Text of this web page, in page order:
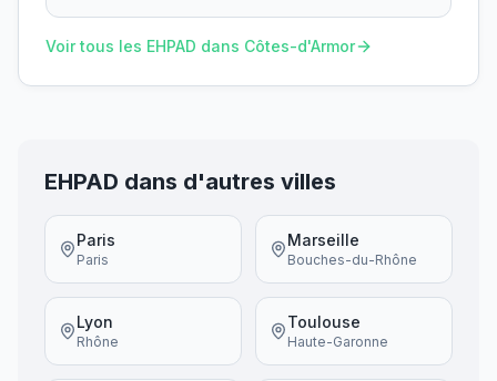
Voir tous les EHPAD dans Côtes-d'Armor
EHPAD dans d'autres villes
Paris
Paris
Marseille
Bouches-du-Rhône
Lyon
Rhône
Toulouse
Haute-Garonne